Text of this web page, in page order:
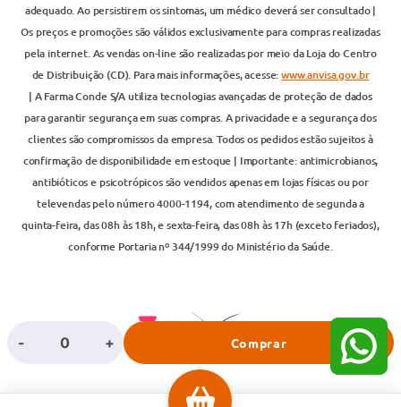
- + Comprar
adequado. Ao persistirem os sintomas, um médico deverá ser consultado |
Os preços e promoções são válidos exclusivamente para compras realizadas
pela internet. As vendas on-line são realizadas por meio da Loja do Centro
de Distribuição (CD). Para mais informações, acesse:www.anvisa.gov.br
| A Farma Conde S/A utiliza tecnologias avançadas de proteção de dados
para garantir segurança em suas compras. A privacidade e a segurança dos
clientes são compromissos da empresa. Todos os pedidos estão sujeitos à
confirmação de disponibilidade em estoque | Importante: antimicrobianos,
antibióticos e psicotrópicos são vendidos apenas em lojas físicas ou por
televendas pelo número 4000-1194, com atendimento de segunda a
quinta-feira, das 08h às 18h, e sexta-feira, das 08h às 17h (exceto feriados),
conforme Portaria nº 344/1999 do Ministério da Saúde.